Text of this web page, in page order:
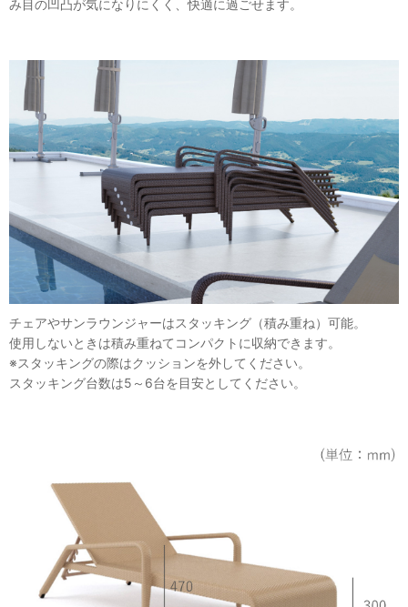
み目の凹凸が気になりにくく、快適に過ごせます。
チェアやサンラウンジャーはスタッキング（積み重ね）可能。
使用しないときは積み重ねてコンパクトに収納できます。
※スタッキングの際はクッションを外してください。
スタッキング台数は5～6台を目安としてください。